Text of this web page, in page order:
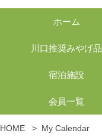
ホーム
川口推奨みやげ品
宿泊施設
会員一覧
HOME > My Calendar